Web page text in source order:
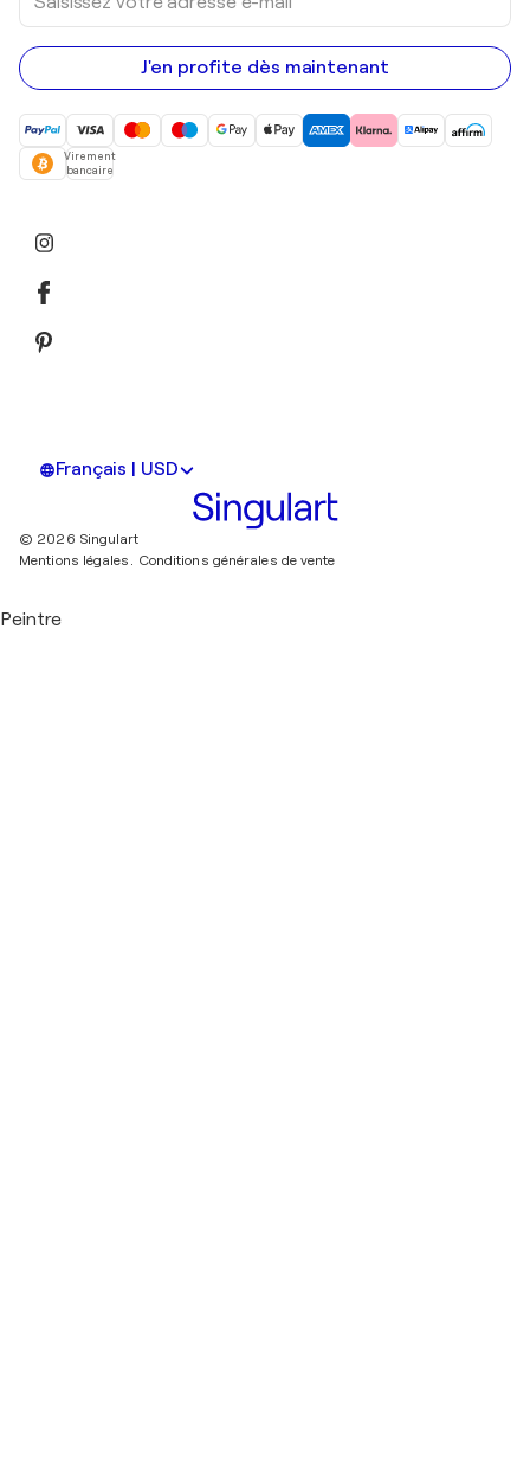
votre
adresse
e-
mail
J'en profite dès maintenant
Virement
bancaire
Français | USD
© 2026 Singulart
Mentions légales. Conditions générales de vente
Peintre